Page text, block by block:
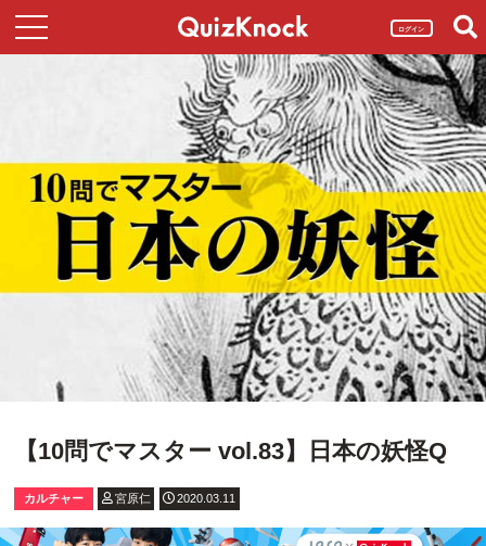
ログイン
【10問でマスター vol.83】日本の妖怪Q
カルチャー 宮原仁 2020.03.11